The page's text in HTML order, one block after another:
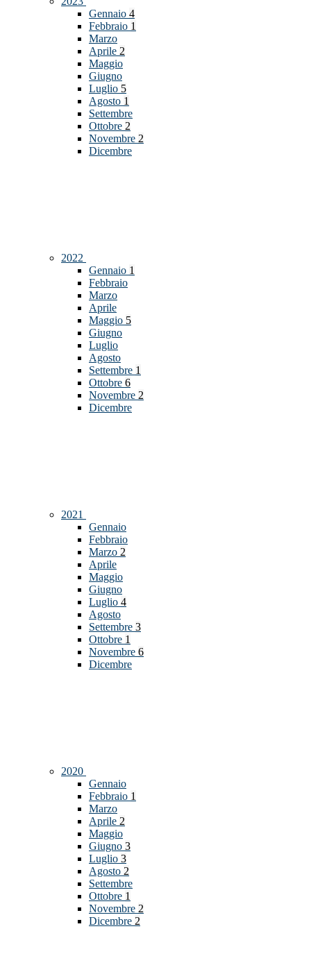
Gennaio 4
Febbraio 1
Marzo
Aprile 2
Maggio
Giugno
Luglio 5
Agosto 1
Settembre
Ottobre 2
Novembre 2
Dicembre
2022
Gennaio 1
Febbraio
Marzo
Aprile
Maggio 5
Giugno
Luglio
Agosto
Settembre 1
Ottobre 6
Novembre 2
Dicembre
2021
Gennaio
Febbraio
Marzo 2
Aprile
Maggio
Giugno
Luglio 4
Agosto
Settembre 3
Ottobre 1
Novembre 6
Dicembre
2020
Gennaio
Febbraio 1
Marzo
Aprile 2
Maggio
Giugno 3
Luglio 3
Agosto 2
Settembre
Ottobre 1
Novembre 2
Dicembre 2